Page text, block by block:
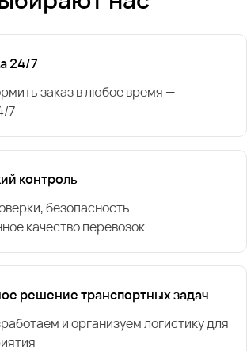
24/7
заказ в любое время —
7
контроль
безопасность
качество перевозок
решение транспортных задач
и организуем логистику для